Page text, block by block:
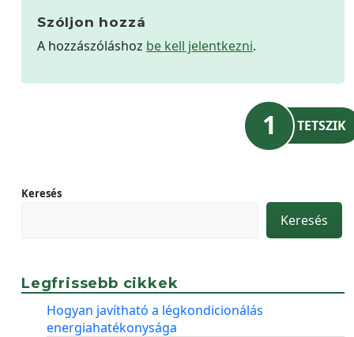
Szóljon hozzá
A hozzászóláshoz be kell jelentkezni.
1 TETSZIK
Keresés
Keresés
Legfrissebb cikkek
Hogyan javítható a légkondicionálás
energiahatékonysága